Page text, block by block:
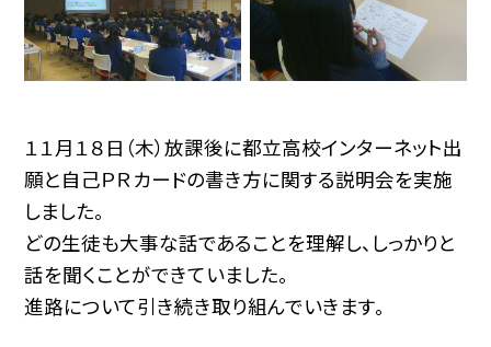
１１月１８日（木）放課後に都立高校インターネット出
願と自己ＰＲカードの書き方に関する説明会を実施
しました。
どの生徒も大事な話であることを理解し、しっかりと
話を聞くことができていました。
進路について引き続き取り組んでいきます。